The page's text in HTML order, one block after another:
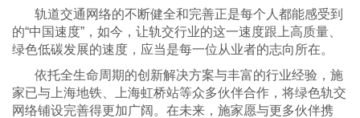
轨道交通网络的不断健全和完善正是每个人都能感受到
的“中国速度”，如今，让轨交行业的这一速度跟上高质量、
绿色低碳发展的速度，应当是每一位从业者的志向所在。
依托全生命周期的创新解决方案与丰富的行业经验，施
家已与上海地铁、上海虹桥站等众多伙伴合作，将绿色轨交
网络铺设完善得更加广阔。在未来，施家愿与更多伙伴携